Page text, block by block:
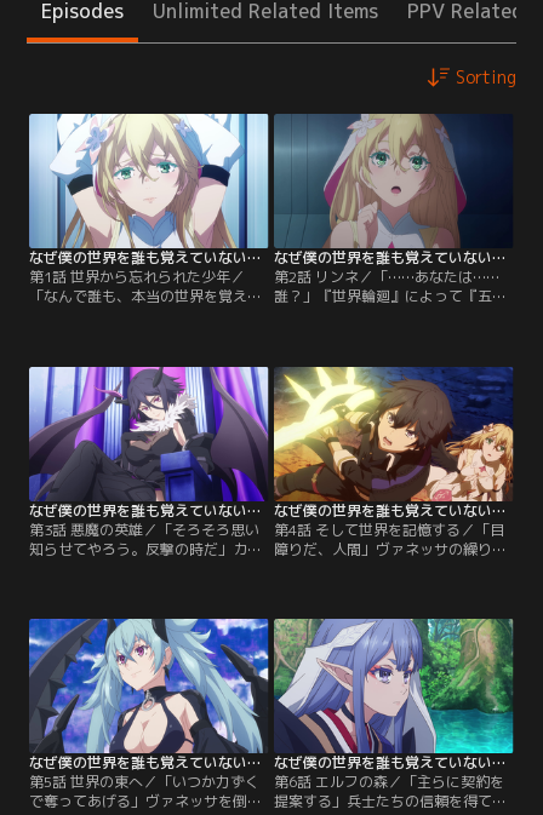
Episodes Unlimited Related Items PPV Related
Sorting
なぜ僕の世界を誰も覚えていないのか？ 第01話
第1話 世界から忘れられた少年／
「なんで誰も、本当の世界を覚えて
五種族を封印し続けること。ある
日、カイは幼馴染のジャンヌとショ
ッピングに。何気ない日常を楽しむ
二人だが、突如『世界輪廻』が発
生。世界は変容していく。ただ一
人、カイを置き去りにして……。
なぜ僕の世界を誰も覚えていないのか？ 第02話
第2話 リンネ／「……あなたは……
誰？」『世界輪廻』によって『五種
ネだった。リンネの求めに応じ、彼
女を助けるカイ。安堵したのも束の
間、突如として、異形の怪物『ラス
タライザ』が襲来する！
なぜ僕の世界を誰も覚えていないのか？ 第03話
第3話 悪魔の英雄／「そろそろ思い
知らせてやろう。反撃の時だ」カイ
の中枢だった場所は、今や悪魔の巣
窟と化していた。ウルザレジスト全
員の想いを背負い、カイは悪魔族の
英雄『冥帝ヴァネッサ』と相まみえ
る……！
なぜ僕の世界を誰も覚えていないのか？ 第04話
第4話 そして世界を記憶する／「目
障りだ、人間」ヴァネッサの繰り出
も、ヴァネッサの力に、その姿に戦
慄する。全ての希望が潰えたかに見
えたその時……リンネはその体を変
容させていく。
なぜ僕の世界を誰も覚えていないのか？ 第05話
第5話 世界の東へ／「いつか力ずく
で奪ってあげる」ヴァネッサを倒
なぜ僕の世界を誰も覚えていないのか？ 第06話
第6話 エルフの森／「主らに契約を
提案する」兵士たちの信頼を得てい